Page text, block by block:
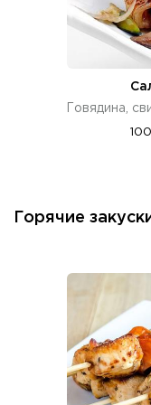
Говядина,
100
Горячие